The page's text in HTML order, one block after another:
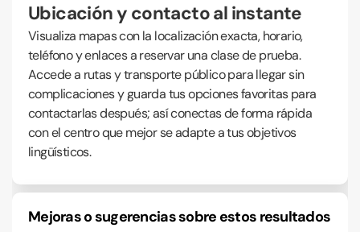
Ubicación y contacto al instante
Visualiza mapas con la localización exacta, horario,
teléfono y enlaces a reservar una clase de prueba.
Accede a rutas y transporte público para llegar sin
complicaciones y guarda tus opciones favoritas para
contactarlas después; así conectas de forma rápida
con el centro que mejor se adapte a tus objetivos
lingüísticos.
Mejoras o sugerencias sobre estos resultados